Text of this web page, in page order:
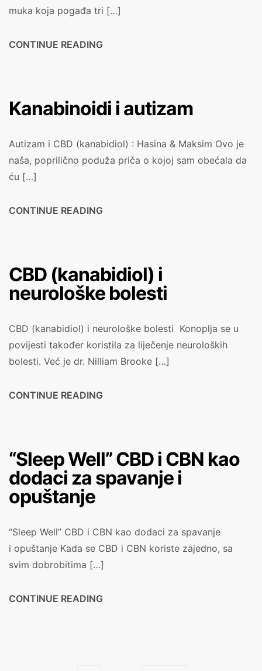
muka koja pogađa tri […]
CONTINUE READING
Kanabinoidi i autizam
Autizam i CBD (kanabidiol) : Hasina & Maksim Ovo je
naša, poprilično poduža priča o kojoj sam obećala da
ću […]
CONTINUE READING
CBD (kanabidiol) i
neurološke bolesti
CBD (kanabidiol) i neurološke bolesti Konoplja se u
povijesti također koristila za liječenje neuroloških
bolesti. Već je dr. Nilliam Brooke […]
CONTINUE READING
“Sleep Well” CBD i CBN kao
dodaci za spavanje i
opuštanje
“Sleep Well” CBD i CBN kao dodaci za spavanje
i opuštanje Kada se CBD i CBN koriste zajedno, sa
svim dobrobitima […]
CONTINUE READING